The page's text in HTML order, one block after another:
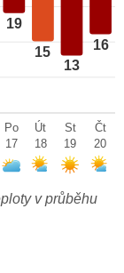
19
15
13
16
Po
17
Út
18
St
19
Čt
20
v průběhu